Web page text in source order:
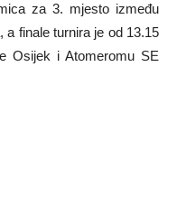
za 3. mjesto između
a finale turnira je od 13.15
Osijek i Atomeromu SE